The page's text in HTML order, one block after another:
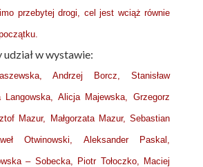
przebytej drogi, cel jest wciąż równie
w wystawie:
Andrzej Borcz, Stanisław
Langowska, Alicja Majewska, Grzegorz
Mazur, Małgorzata Mazur, Sebastian
Otwinowski, Aleksander Paskal,
– Sobecka, Piotr Tołoczko, Maciej